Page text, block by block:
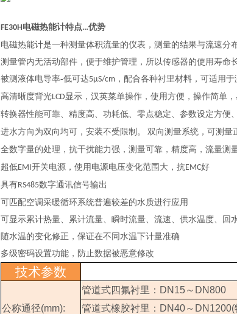
FE30H电磁热能计特点…优势
电磁热能计是一种测量体积流量的仪表，测量的结果与流速分
测量管内无活动部件，便于维护管理，所以传感器的使用寿命
被测液体电导率-低可达5μS/cm ，配合各种衬里材料，可适用
高清晰度背光LCD显示，汉英菜单操作，使用方便，操作简单
转换器性能可靠、精度高、功耗低、零点稳定、参数设定方便、
进水方向为双向均可，安装不受限制。
双向测量系统，可测量
全数字量的处理，抗干扰能力强，测量可靠，精度高，流量测
超低EMI开关电源，使用电源电压变化范围大，抗EMC好
具有RS485数字通讯信号输出
可匹配空调采暖循环系统普遍较差的水质进行应用
可显示累计热量、累计流量、瞬时流量、流速、供水温度、回
随水温的变化修正，保证在不同水温下计量准确
多级密码设置功能，防止数据被恶意修改
技术参数
公称通径(mm):
管道式四氟衬里： DN15～ DN800
管道式橡胶衬里： DN40～ DN1200(